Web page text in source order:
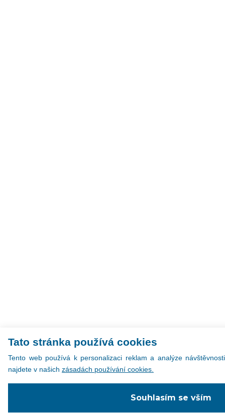
Tato stránka používá cookies
Tento web používá k personalizaci reklam a analýze
najdete v našich zásadách používání cookies.
Souhlasím se vším